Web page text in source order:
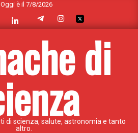
Oggi è il 7/8/2026
di
di scienza, salute, astronomia e tanto
altro.